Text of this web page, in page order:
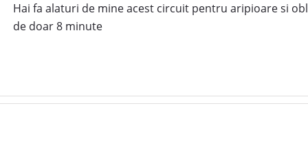
Hai fa alaturi de mine acest circuit pentru aripioare si
de doar 8 minute